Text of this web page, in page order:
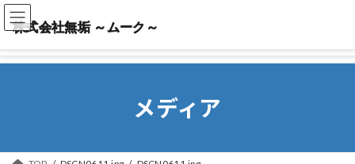
株式会社無垢 ～ムーク～
株式会社無垢 ～ムーク～
メディア